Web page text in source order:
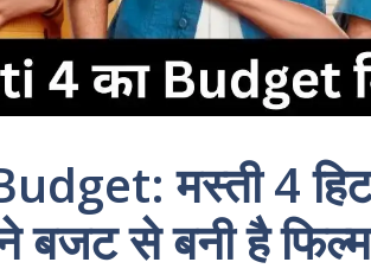
मस्ती 4 हिट
बजट से बनी है फिल्म